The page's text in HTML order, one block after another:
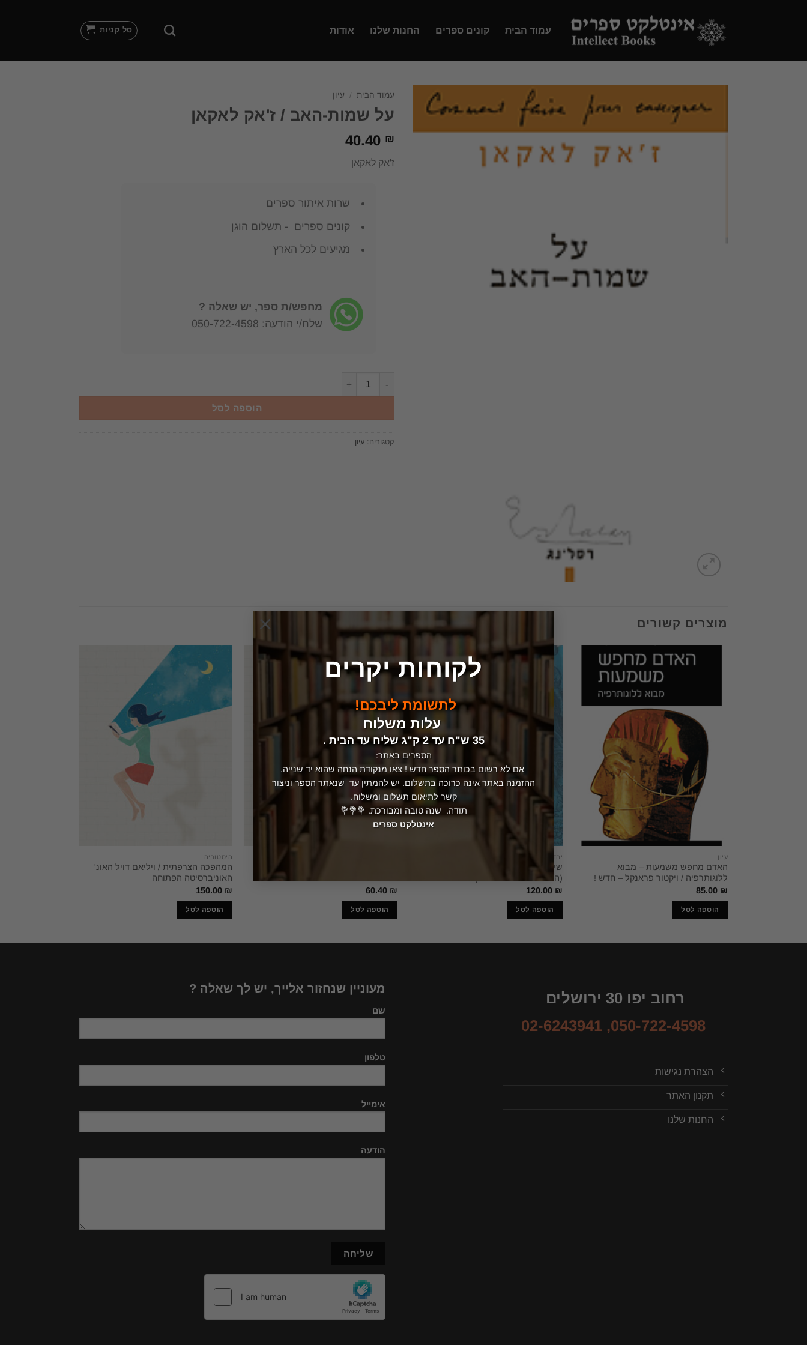
לקוחות יקרים
לתשומת ליבכם!
עלות משלוח
35 ש"ח עד 2 ק"ג שליח עד הבית .
הספרים באתר:
אם לא רשום בכותר הספר חדש ! צאו מנקודת הנחה שהוא יד שנייה.
ההזמנה באתר אינה כרוכה בתשלום. יש להמתין עד שנאתר הספר וניצור
קשר לתיאום תשלום ומשלוח.
תודה. שנה טובה ומבורכת. 💐💐💐
אינטלקט ספרים
×
עמוד הבית קונים ספרים החנות שלנו אודות סל קניות
עמוד הבית / עיון
על שמות-האב / ז'אק לאקאן
40.40 ₪
ז'אק לאקאן
שרות איתור ספרים
קונים ספרים - תשלום הוגן
מגיעים לכל הארץ
מחפש/ת ספר, יש שאלה ?
שלח/י הודעה: 050-722-4598
כמות של על שמות-האב / ז'אק לאקאן
הוספה לסל
קטגוריה: עיון
מוצרים קשורים
עיון
האדם מחפש משמעות – מבוא
ללוגותרפיה / ויקטור פראנקל – חדש !
85.00 ₪
הוספה לסל
יהדות
שיחות על האהבה / יהודה אברבנאל
(המכונה ליאונה אבריאו)
120.00 ₪
הוספה לסל
לקסיקון לדתות בנות זמננו / פרופ' ג'ון ר.
60.40 ₪
הוספה לסל
היסטוריה
המהפכה הצרפתית / ויליאם דויל האונ'
האוניברסיטה הפתוחה
150.00 ₪
הוספה לסל
רחוב יפו 30 ירושלים
050-722-4598
,
02-6243941
הצהרת נגישות
תקנון האתר
החנות שלנו
מעוניין שנחזור אלייך, יש לך שאלה ?
שם
טלפון
אימייל
הודעה